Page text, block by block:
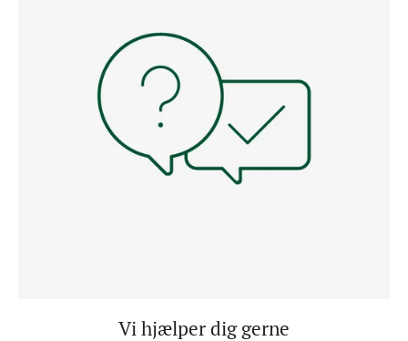
Vi hjælper dig gerne